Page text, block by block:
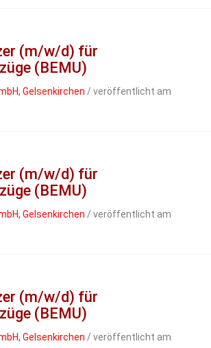
(m/w/d) für
(BEMU)
Gelsenkirchen / veröffentlicht am
(m/w/d) für
(BEMU)
Gelsenkirchen / veröffentlicht am
(m/w/d) für
(BEMU)
Gelsenkirchen / veröffentlicht am